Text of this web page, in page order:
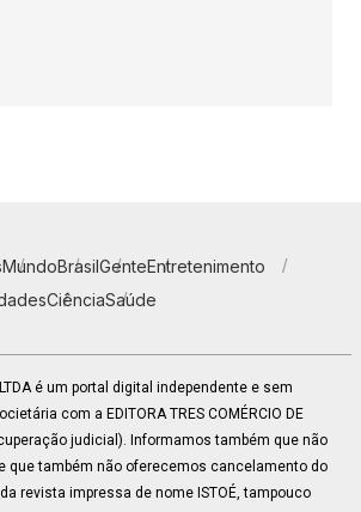
MundoBrasilGenteEntretenimento
CiênciaSaúde
LTDA é um portal digital independente e sem
com a EDITORA TRES COMÉRCIO DE
judicial). Informamos também que não
que também não oferecemos cancelamento do
revista impressa de nome ISTOÉ, tampouco